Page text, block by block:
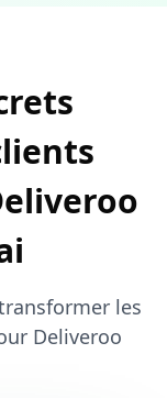
les
Deliveroo